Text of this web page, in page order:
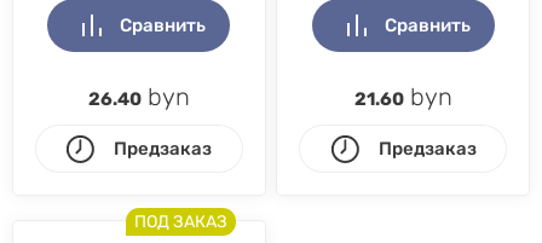
Сравнить
26.40byn
Предзаказ
Сравнить
21.60byn
Предзаказ
ПОД ЗАКАЗ